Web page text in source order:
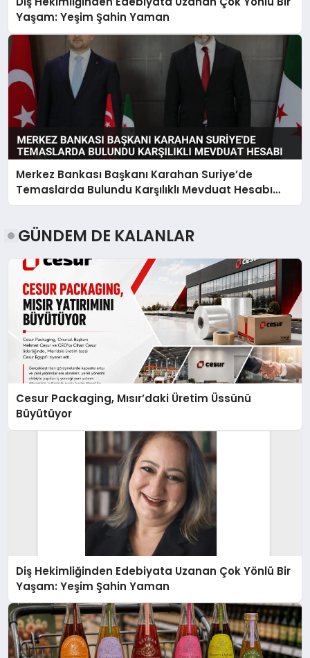
Yaşam: Yeşim Şahin Yaman
Merkez Bankası Başkanı Karahan Suriye’de
Temaslarda Bulundu Karşılıklı Mevduat Hesabı
Anlaşması Yapıldı
GÜNDEM DE KALANLAR
Cesur Packaging, Mısır’daki Üretim Üssünü
Büyütüyor
Diş Hekimliğinden Edebiyata Uzanan Çok Yönlü Bir
Yaşam: Yeşim Şahin Yaman